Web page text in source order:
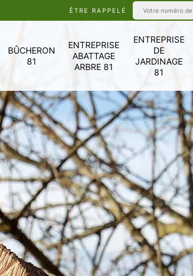
ÊTRE RAPPELÉ
BÛCHERON
81
ENTREPRISE
ABATTAGE
ARBRE 81
ENTREPRISE
DE
JARDINAGE
81